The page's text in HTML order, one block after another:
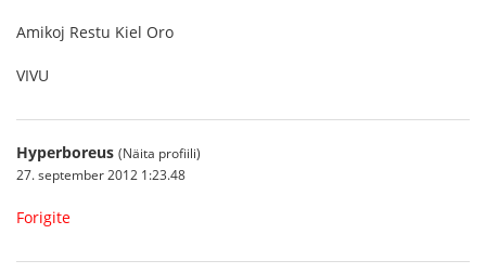
Amikoj Restu Kiel Oro
VIVU
Hyperboreus (Näita profiili)
27. september 2012 1:23.48
Forigite